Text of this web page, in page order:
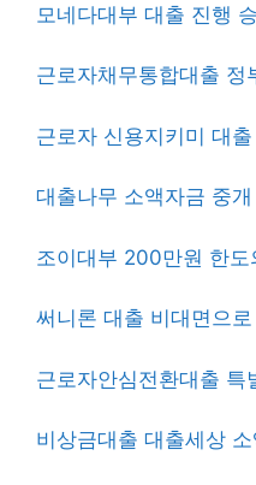
모네다대부 대출 진행
근로자채무통합대출 정
근로자 신용지키미 대
대출나무 소액자금 중
조이대부 200만원 한도
써니론 대출 비대면으
근로자안심전환대출 특
비상금대출 대출세상